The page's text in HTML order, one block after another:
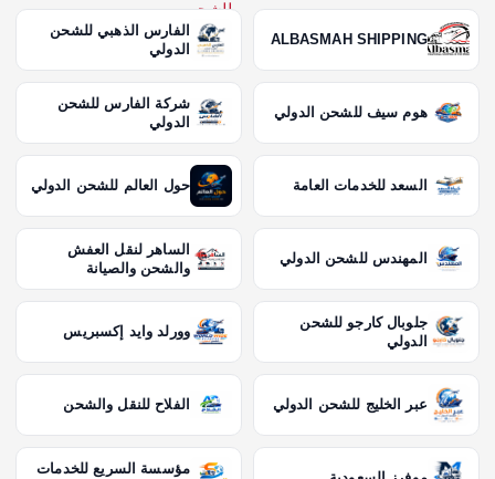
ALBASMAH SHIPPING
الفارس الذهبي للشحن
الدولي
هوم سيف للشحن الدولي
شركة الفارس للشحن
الدولي
السعد للخدمات العامة حول العالم للشحن الدولي
المهندس للشحن الدولي
الساهر لنقل العفش
والشحن والصيانة
جلوبال كارجو للشحن
الدولي
وورلد وايد إكسبريس
عبر الخليج للشحن الدولي الفلاح للنقل والشحن
مؤسسة السريع للخدمات